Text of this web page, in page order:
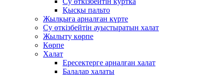
Қысқы пальто
Жылқыға арналған күрте
Су өткізбейтін ауыстыратын халат
Жылыту көрпе
Көрпе
Халат
Ересектерге арналған халат
Балалар халаты